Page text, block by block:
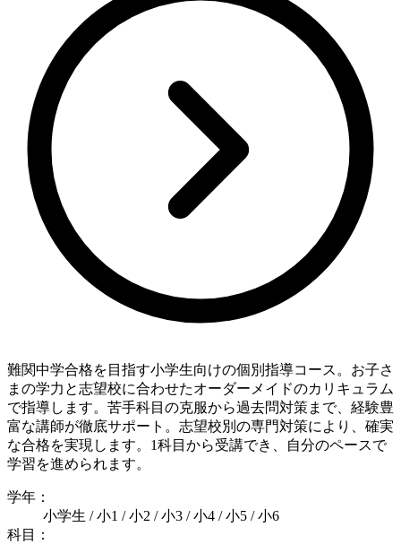
難関中学合格を目指す小学生向けの個別指導コース。お子さ
まの学力と志望校に合わせたオーダーメイドのカリキュラム
で指導します。苦手科目の克服から過去問対策まで、経験豊
富な講師が徹底サポート。志望校別の専門対策により、確実
な合格を実現します。1科目から受講でき、自分のペースで
学習を進められます。
学年：
小学生 / 小1 / 小2 / 小3 / 小4 / 小5 / 小6
科目：